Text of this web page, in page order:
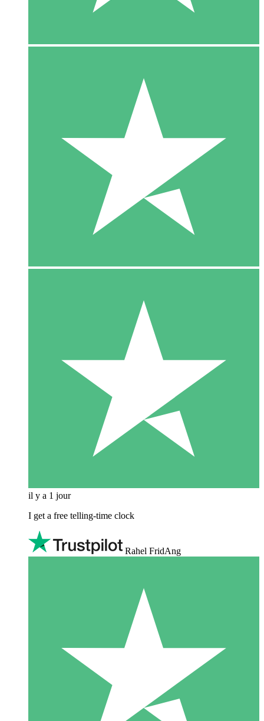
il y a 1 jour
I get a free telling-time clock
Rahel FridAng